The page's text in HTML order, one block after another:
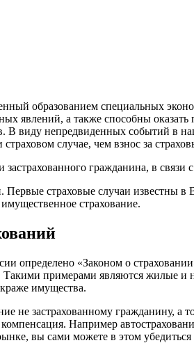
образованием специальных
явлений, а также способны
В виду непредвиденных событий в
случае, чем взнос за
гражданина, в связи
страховые случаи известны
страхование.
определено «Законом о
примерами являются жилые и
имущества.
не застрахованному гражданину,
Например
вы сами можете в этом